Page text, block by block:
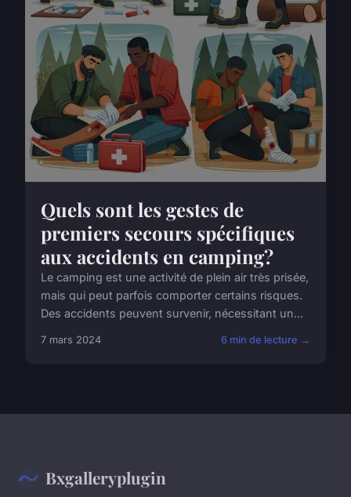
Quels sont les gestes de
premiers secours spécifiques
aux accidents en camping?
Le camping est une activité de plein air très prisée,
mais qui peut parfois comporter certains risques.
Des accidents peuvent survenir, nécessitant un...
7 mars 2024 6 min de lecture →
Bxgalleryplugin